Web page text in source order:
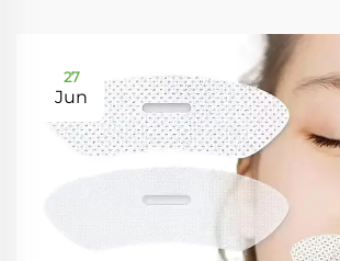
27
Jun